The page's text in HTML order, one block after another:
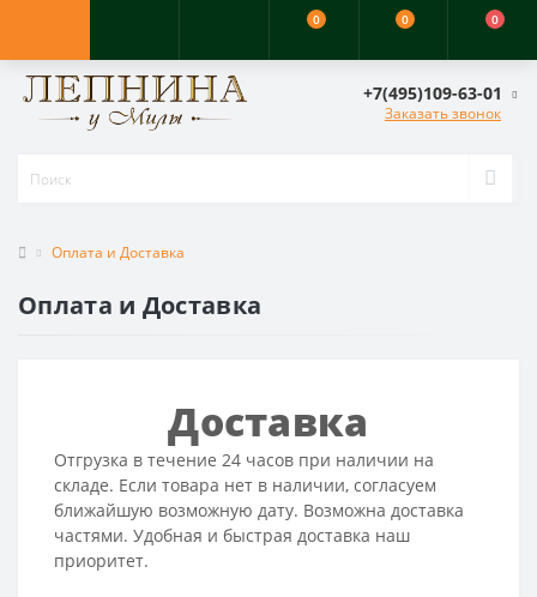
0 0 0
+7(495)109-63-01
Заказать звонок
Оплата и Доставка
Оплата и Доставка
Доставка
Отгрузка в течение 24 часов при наличии на
складе. Если товара нет в наличии, согласуем
ближайшую возможную дату. Возможна доставка
частями. Удобная и быстрая доставка наш
приоритет.